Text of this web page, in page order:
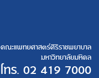
คณะแพทยศาสตร์ศิริราชพยาบาล
มหาวิทยาลัยมหิดล
โทร. 02 419 7000